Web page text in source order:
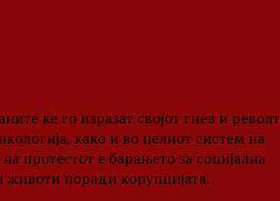
ќе го изразат својот гнев и револт
како и во целиот систем на
протестот е барањето за социјална
животи поради корупцијата.